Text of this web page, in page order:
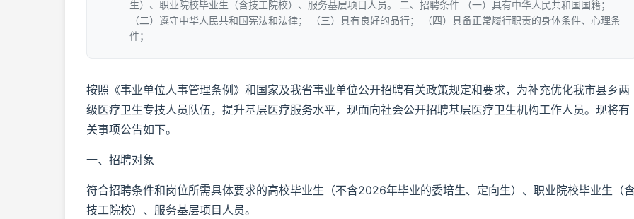
生）、职业院校毕业生（含技工院校）、服务基层项目人员。 二、招聘条件 （一）具有中华人民共和国国籍；
（二）遵守中华人民共和国宪法和法律； （三）具有良好的品行； （四）具备正常履行职责的身体条件、心理条
件；
按照《事业单位人事管理条例》和国家及我省事业单位公开招聘有关政策规定和要求，为补充优化我市县乡两
级医疗卫生专技人员队伍，提升基层医疗服务水平，现面向社会公开招聘基层医疗卫生机构工作人员。现将有
关事项公告如下。
一、招聘对象
符合招聘条件和岗位所需具体要求的高校毕业生（不含2026年毕业的委培生、定向生）、职业院校毕业生（
技工院校）、服务基层项目人员。